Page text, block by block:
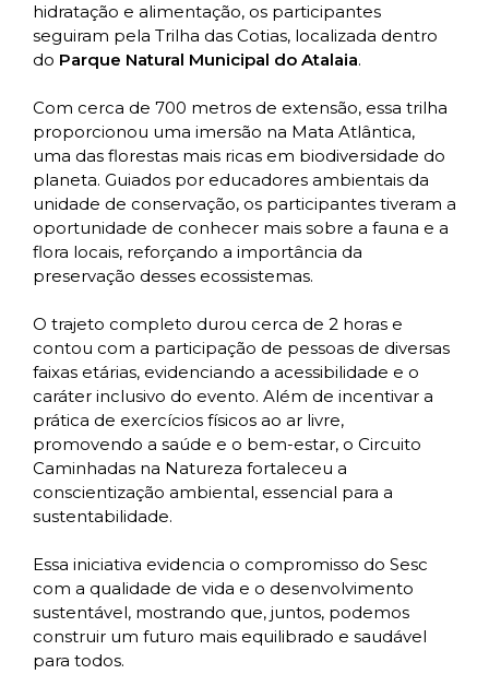
hidratação e alimentação, os participantes
seguiram pela Trilha das Cotias, localizada dentro
do Parque Natural Municipal do Atalaia.
Com cerca de 700 metros de extensão, essa trilha
proporcionou uma imersão na Mata Atlântica,
uma das florestas mais ricas em biodiversidade do
planeta. Guiados por educadores ambientais da
unidade de conservação, os participantes tiveram a
oportunidade de conhecer mais sobre a fauna e a
flora locais, reforçando a importância da
preservação desses ecossistemas.
O trajeto completo durou cerca de 2 horas e
contou com a participação de pessoas de diversas
faixas etárias, evidenciando a acessibilidade e o
caráter inclusivo do evento. Além de incentivar a
prática de exercícios físicos ao ar livre,
promovendo a saúde e o bem-estar, o Circuito
Caminhadas na Natureza fortaleceu a
conscientização ambiental, essencial para a
sustentabilidade.
Essa iniciativa evidencia o compromisso do Sesc
com a qualidade de vida e o desenvolvimento
sustentável, mostrando que, juntos, podemos
construir um futuro mais equilibrado e saudável
para todos.